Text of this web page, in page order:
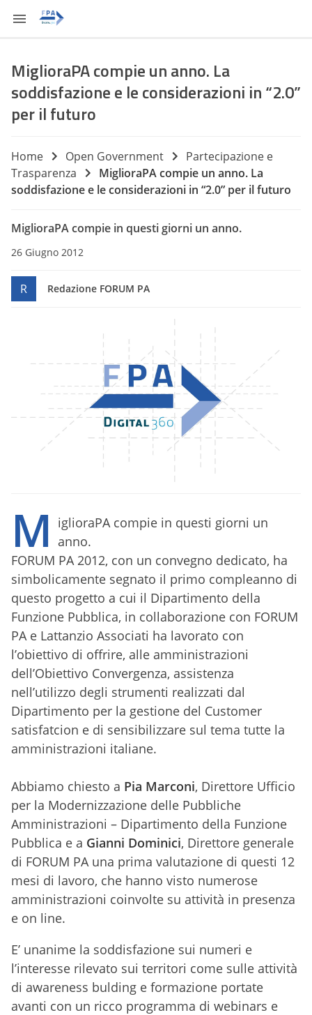
MiglioraPA compie un anno. La
soddisfazione e le considerazioni in “2.0”
per il futuro
Home Open Government
Partecipazione e
Trasparenza
MiglioraPA compie un anno. La
soddisfazione e le considerazioni in “2.0” per il futuro
MiglioraPA compie in questi giorni un anno.
26 Giugno 2012
R Redazione FORUM PA
M
iglioraPA compie in questi giorni un
anno.
FORUM PA 2012, con un convegno dedicato, ha
simbolicamente segnato il primo compleanno di
questo progetto a cui il Dipartimento della
Funzione Pubblica, in collaborazione con FORUM
PA e Lattanzio Associati ha lavorato con
l’obiettivo di offrire, alle amministrazioni
dell’Obiettivo Convergenza, assistenza
nell’utilizzo degli strumenti realizzati dal
Dipartimento per la gestione del Customer
satisfatcion e di sensibilizzare sul tema tutte la
amministrazioni italiane.
Abbiamo chiesto a Pia Marconi, Direttore Ufficio
per la Modernizzazione delle Pubbliche
Amministrazioni – Dipartimento della Funzione
Pubblica e a Gianni Dominici, Direttore generale
di FORUM PA una prima valutazione di questi 12
mesi di lavoro, che hanno visto numerose
amministrazioni coinvolte su attività in presenza
e on line.
E’ unanime la soddisfazione sui numeri e
l’interesse rilevato sui territori come sulle attività
di awareness bulding e formazione portate
avanti con un ricco programma di webinars e